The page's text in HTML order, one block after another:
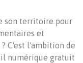
son territoire pour
et
C'est l'ambition de
numérique gratuit